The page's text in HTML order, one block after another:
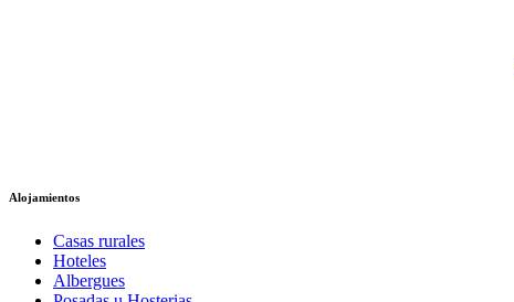
Alojamientos
Casas rurales
Hoteles
Albergues